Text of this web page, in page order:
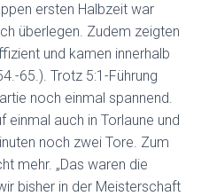
ersten Halbzeit war
überlegen. Zudem zeigten
und kamen innerhalb
65.). Trotz 5:1-Führung
noch einmal spannend.
einmal auch in Torlaune und
noch zwei Tore. Zum
mehr. „Das waren die
bisher in der Meisterschaft